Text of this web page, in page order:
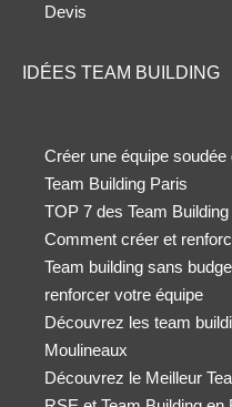
Devis
IDÉES TEAM BUILDING
Créer une équipe
Team Building Paris
TOP 7 des Team
Comment créer et
Team building sans
renforcer votre équipe
Découvrez les team
Moulineaux
Découvrez le Meilleur